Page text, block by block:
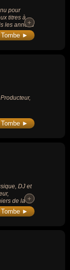
pour
titres à
les années
du tube
».
+
+
Tombe ►
Tombe ►
DJ et
de la
été le
Motorbass
Motor
+
+
Tombe ►